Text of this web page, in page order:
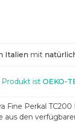
Italien mit
Produkt ist OEKO-
Fine Perkal
aus den